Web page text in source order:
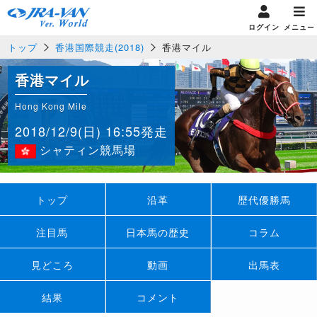
ログイン メニュー
トップ 香港国際競走(2018) 香港マイル
香港マイル
Hong Kong Mile
2018/12/9(日) 16:55発走
シャティン競馬場
トップ 沿革 歴代優勝馬
注目馬 日本馬の歴史 コラム
見どころ 動画 出馬表
結果 コメント